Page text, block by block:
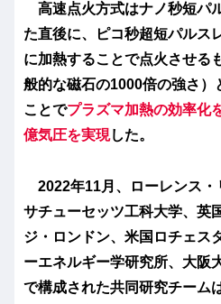
高速点火方式はナノ秒短パ
た直後に、ピコ秒超短パルス
に加熱することで点火させる
般的な磁石の1000倍の強さ）
ことでプラズマ加熱の効率化
億気圧を実現した。
2022年11月、ローレンス・
サチューセッツ工科大学、英
ジ・ロンドン、米国ロチェス
ーエネルギー学研究所、大阪
で構成された共同研究チームは